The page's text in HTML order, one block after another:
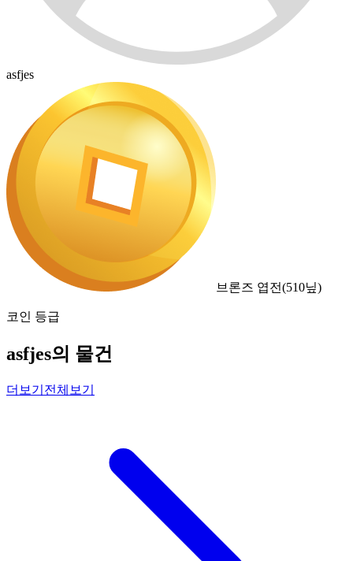
asfjes
브론즈 엽전(510닢)
코인 등급
asfjes의 물건
더보기 전체보기